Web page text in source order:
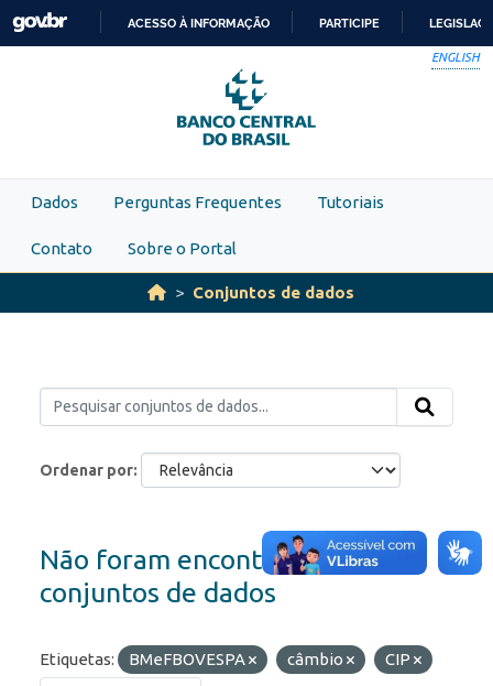
Skip to main content
PARA
O
CONTEÚDO
ACESSO À INFORMAÇÃO PARTICIPE
ENGLISH
Dados Perguntas Frequentes Tutoriais
Contato Sobre o Portal
Conjuntos de dados
Ordenar por
Não foram encontrados
conjuntos de dados
Etiquetas: BMeFBOVESPA câmbio CIP